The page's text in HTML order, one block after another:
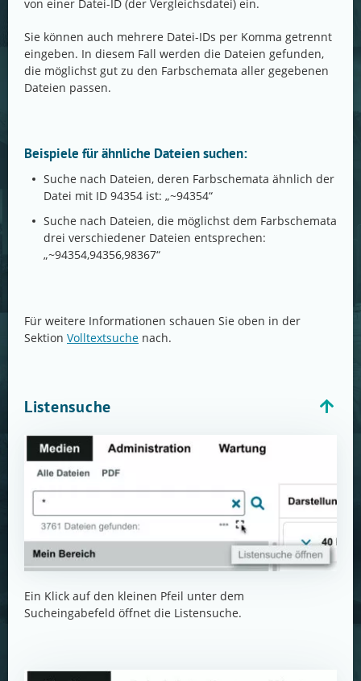
von einer Datei-ID (der Vergleichsdatei) ein.
Sie können auch mehrere Datei-IDs per Komma getrennt
eingeben. In diesem Fall werden die Dateien gefunden,
die möglichst gut zu den Farbschemata aller gegebenen
Dateien passen.
Beispiele für ähnliche Dateien suchen:
Suche nach Dateien, deren Farbschemata ähnlich der
Datei mit ID 94354 ist: „~94354“
Suche nach Dateien, die möglichst dem Farbschemata
drei verschiedener Dateien entsprechen:
„~94354,94356,98367“
Für weitere Informationen schauen Sie oben in der
Sektion Volltextsuche nach.
Listensuche
Ein Klick auf den kleinen Pfeil unter dem
Sucheingabefeld öffnet die Listensuche.